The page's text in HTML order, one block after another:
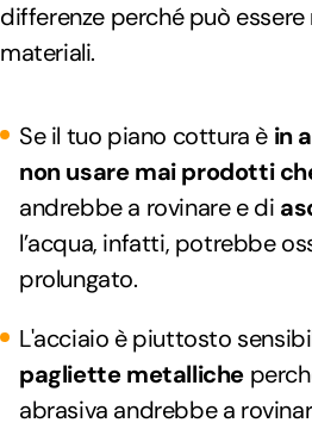
differenze perché può
materiali.
Se il tuo piano cottura è in
non usare mai prodotti
andrebbe a rovinare e di
l’acqua, infatti, potrebbe
prolungato.
L'acciaio è piuttosto
pagliette metalliche
abrasiva andrebbe a